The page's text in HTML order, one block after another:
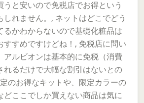
うと安いので免税店でお得という
しれません。, ネットはどこでどう
るかわからないので基礎化粧品は
すすめですけどね！, 免税店に問い
アルビオンは基本的に免税（消費
れるだけで大幅な割引はないとの
のお得なキットや、限定カラーの
どここでしか買えない商品は気に